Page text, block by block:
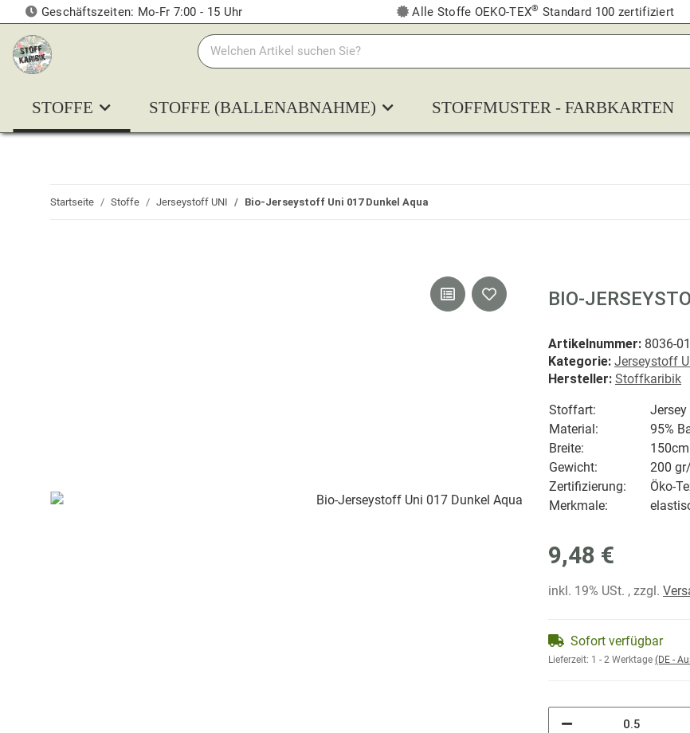
Geschäftszeiten: Mo-Fr 7:00 - 15 Uhr Alle Stoffe OEKO-TEX® Standard 100 zertifiziert
STOFFE STOFFE (BALLENABNAHME) STOFFMUSTER - FARBKARTEN
Startseite Stoffe Jerseystoff UNI Bio-Jerseystoff Uni 017 Dunkel Aqua
BIO-
Artikelnummer: 8036-
Kategorie: Jerseystoff
Hersteller: Stoffkaribik
Stoffart:
Jersey
Material:
95%
Breite:
150cm
Gewicht:
200 gr/
Zertifizierung:
Öko-
Merkmale:
9,48 €
inkl. 19% USt. , zzgl.
Sofort verfügbar
Lieferzeit: 1 - 2 Werktage (DE -